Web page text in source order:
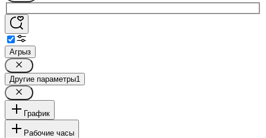
Агрыз
Другие параметры1
График
Рабочие часы